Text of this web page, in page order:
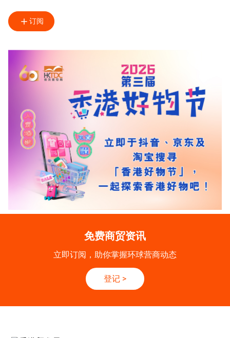
订阅
免费商贸资讯
立即订阅，助你掌握环球营商动态
登记 >